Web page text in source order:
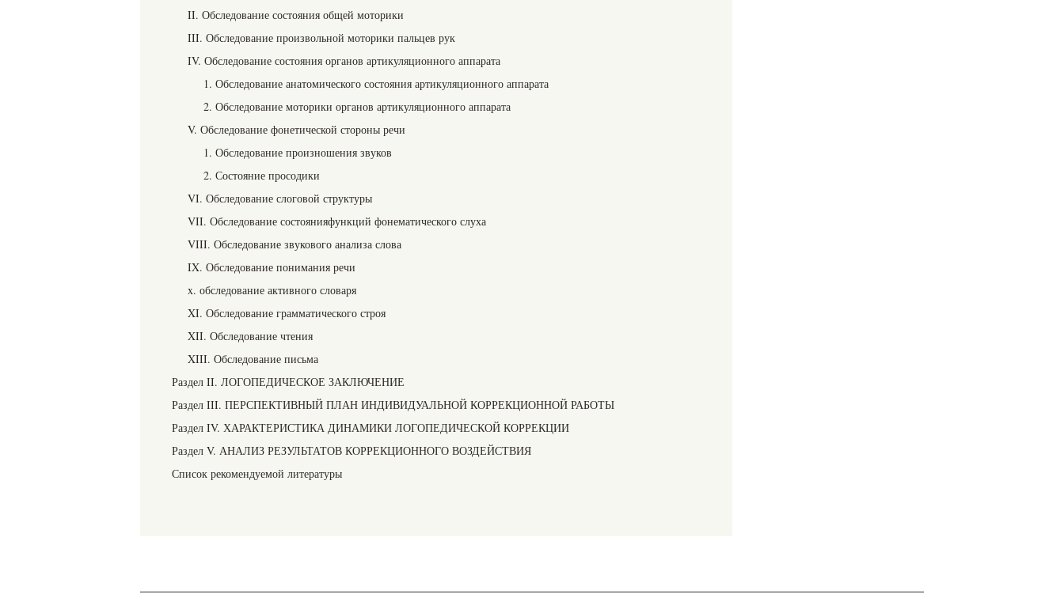
II. Обследование состояния общей моторики
III. Обследование произвольной моторики пальцев рук
IV. Обследование состояния органов артикуляционного аппарата
1. Обследование анатомического состояния артикуляционного аппарата
2. Обследование моторики органов артикуляционного аппарата
V. Обследование фонетической стороны речи
1. Обследование произношения звуков
2. Состояние просодики
VI. Обследование слоговой структуры
VII. Обследование состоянияфункций фонематического слуха
VIII. Обследование звукового анализа слова
IX. Обследование понимания речи
x. обследование активного словаря
XI. Обследование грамматического строя
XII. Обследование чтения
XIII. Обследование письма
Раздел II. ЛОГОПЕДИЧЕСКОЕ ЗАКЛЮЧЕНИЕ
Раздел III. ПЕРСПЕКТИВНЫЙ ПЛАН ИНДИВИДУАЛЬНОЙ КОРРЕКЦИОННОЙ РАБОТЫ
Раздел IV. ХАРАКТЕРИСТИКА ДИНАМИКИ ЛОГОПЕДИЧЕСКОЙ КОРРЕКЦИИ
Раздел V. АНАЛИЗ РЕЗУЛЬТАТОВ КОРРЕКЦИОННОГО ВОЗДЕЙСТВИЯ
Список рекомендуемой литературы